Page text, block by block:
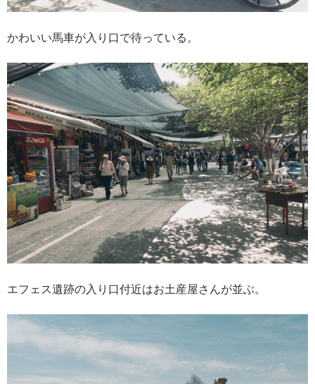
かわいい馬車が入り口で待っている。
エフェス遺跡の入り口付近はお土産屋さんが並ぶ。